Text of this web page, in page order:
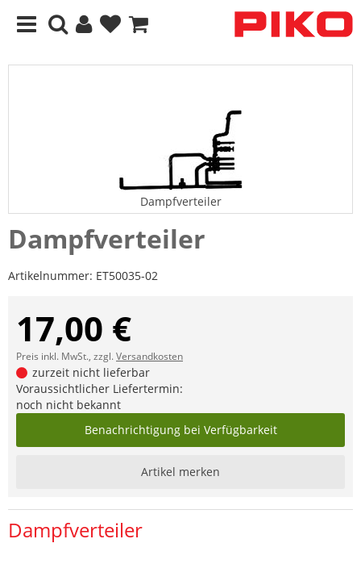
Dampfverteiler
Dampfverteiler
Artikelnummer: ET50035-02
17,00 €
Preis inkl. MwSt., zzgl.Versandkosten
zurzeit nicht lieferbar
Voraussichtlicher Liefertermin:
noch nicht bekannt
Benachrichtigung bei Verfügbarkeit
Artikel merken
Dampfverteiler